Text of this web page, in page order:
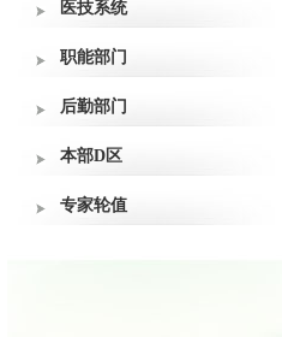
医技系统
职能部门
后勤部门
本部D区
专家轮值